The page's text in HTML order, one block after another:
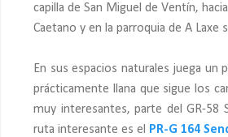
capilla de San Miguel de Ventín,
Caetano y en la parroquia de A Laxe
En sus espacios naturales juega un
prácticamente llana que sigue los
muy interesantes, parte del GR-58
ruta interesante es el
PR-G 164